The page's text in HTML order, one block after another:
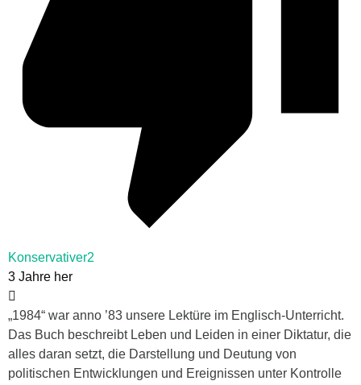
Konservativer2
3 Jahre her
„1984“ war anno ’83 unsere Lektüre im Englisch-Unterricht.
Das Buch beschreibt Leben und Leiden in einer Diktatur, die
alles daran setzt, die Darstellung und Deutung von
politischen Entwicklungen und Ereignissen unter Kontrolle